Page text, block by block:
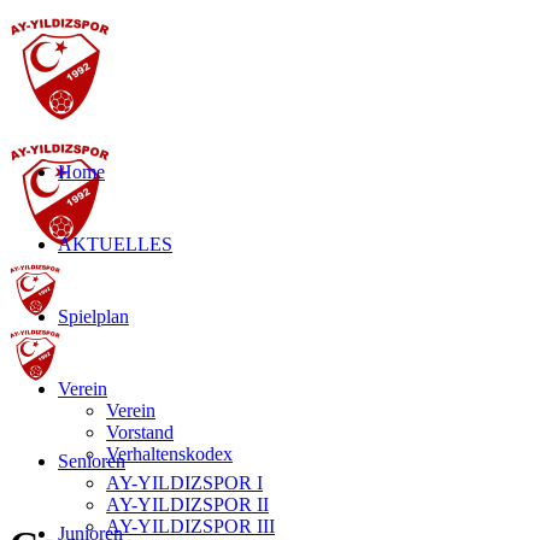
Home
AKTUELLES
Spielplan
Verein
Verein
Vorstand
Verhaltenskodex
Senioren
AY-YILDIZSPOR I
AY-YILDIZSPOR II
AY-YILDIZSPOR III
Junioren